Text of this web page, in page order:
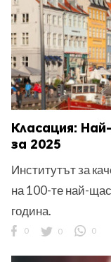
Класация:
за 2025
Институтът за
на 100-те най-
година.
0 0 0